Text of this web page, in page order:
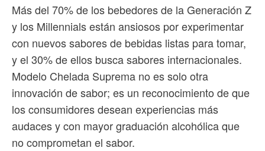
Más del 70% de los bebedores de la Generación Z
y los Millennials están ansiosos por experimentar
con nuevos sabores de bebidas listas para tomar,
y el 30% de ellos busca sabores internacionales.
Modelo Chelada Suprema no es solo otra
innovación de sabor; es un reconocimiento de que
los consumidores desean experiencias más
audaces y con mayor graduación alcohólica que
no comprometan el sabor.